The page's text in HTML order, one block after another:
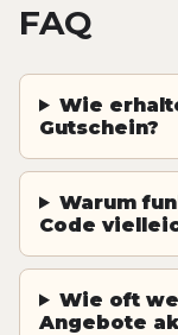
FAQ
Wie
Gutschein?
Warum
Code
Wie oft
Angebote